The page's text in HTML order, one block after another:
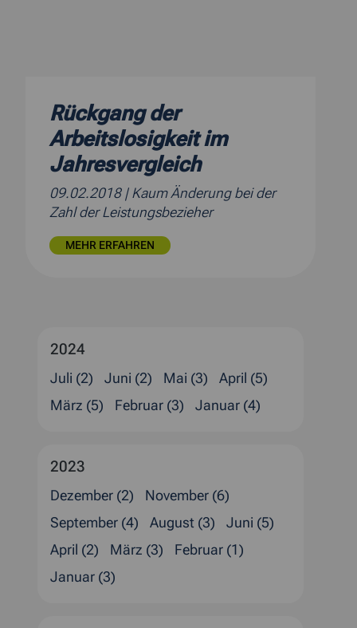
Rückgang der
Arbeitslosigkeit im
Jahresvergleich
09.02.2018 | Kaum Änderung bei der
Zahl der Leistungsbezieher
MEHR ERFAHREN
2024
Juli (2) Juni (2) Mai (3)
April (5)
März (5)
Februar (3) Januar (4)
2023
Dezember (2)
November (6)
September (4)
August (3)
Juni (5)
April (2)
März (3)
Februar (1)
Januar (3)